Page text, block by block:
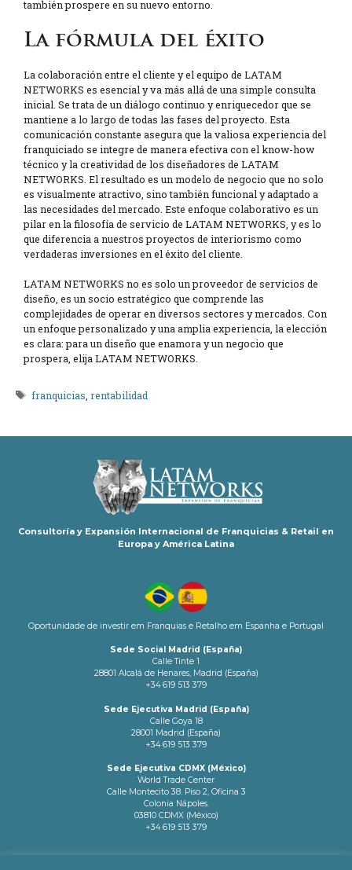
también prospere en su nuevo entorno.
La fórmula del éxito
La colaboración entre el cliente y el equipo de LATAM
NETWORKS es esencial y va más allá de una simple consulta
inicial. Se trata de un diálogo continuo y enriquecedor que se
mantiene a lo largo de todas las fases del proyecto. Esta
comunicación constante asegura que la valiosa experiencia del
franquiciado se integre de manera efectiva con el know-how
técnico y la creatividad de los diseñadores de LATAM
NETWORKS. El resultado es un modelo de negocio que no solo
es visualmente atractivo, sino también funcional y adaptado a
las necesidades del mercado. Este enfoque colaborativo es un
pilar en la filosofía de servicio de LATAM NETWORKS, y es lo
que diferencia a nuestros proyectos de interiorismo como
verdaderas inversiones en el éxito del cliente.
LATAM NETWORKS no es solo un proveedor de servicios de
diseño, es un socio estratégico que comprende las
complejidades de operar en diversos sectores y mercados. Con
un enfoque personalizado y una amplia experiencia, la elección
es clara: para un diseño que enamora y un negocio que
prospera, elija LATAM NETWORKS.
Etiquetas
franquicias ,rentabilidad
Consultoría y Expansión Internacional de Franquicias & Retail en
Europa y América Latina
Oportunidade de investir em Franquias e Retalho em Espanha e Portugal
Sede Social Madrid (España)
Calle Tinte 1
28801 Alcalá de Henares, Madrid (España)
+34 619 513 379
Sede Ejecutiva Madrid (España)
Calle Goya 18
28001 Madrid (España)
+34 619 513 379
Sede Ejecutiva CDMX (México)
World Trade Center
Calle Montecito 38. Piso 2, Oficina 3
Colonia Nápoles.
03810 CDMX (México)
+34 619 513 379